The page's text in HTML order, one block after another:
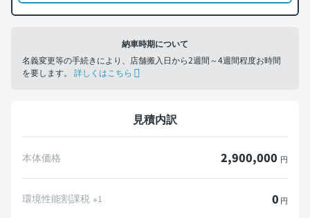
納車時期について
名義変更等の手続きにより、店舗搬入日から2週間～4週間程度お時間
を要します。 詳しくはこちら
見積内訳
本体価格 2,900,000 円
環境性能割課税 ※1 0 円